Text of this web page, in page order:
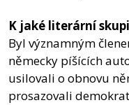
K jaké literární
Byl významným
německy píšících
usilovali o obnovu
prosazovali